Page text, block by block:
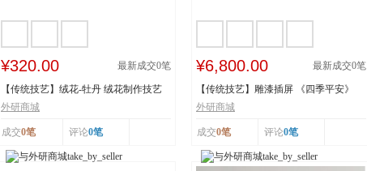
¥320.00 最新成交0笔
【传统技艺】绒花-牡丹 绒花制作技艺
市级非物质...
外研商城
成交0笔 评论0笔
¥6,800.00 最新成交0笔
【传统技艺】雕漆插屏 《四季平安》
《繁花似锦》 ...
外研商城
成交0笔 评论0笔